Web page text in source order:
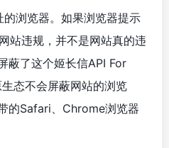
浏览器。如果浏览器提示
站违规，并不是网站真的违
蔽了这个姬长信API For
态不会屏蔽网站的浏览
的Safari、Chrome浏览器